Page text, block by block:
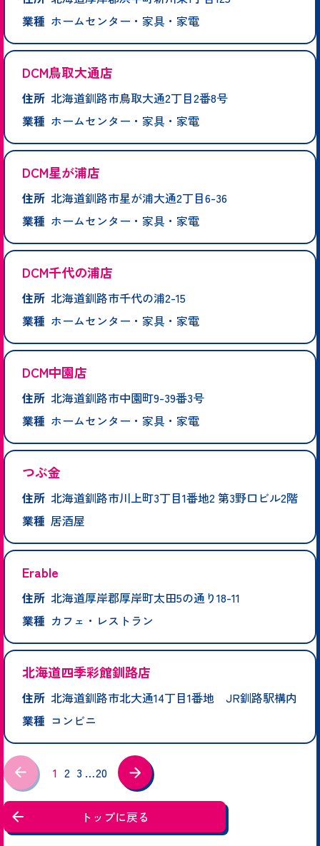
業種 ホームセンター・家具・家電
DCM鳥取大通店
住所 北海道釧路市鳥取大通2丁目2番8号
業種 ホームセンター・家具・家電
DCM星が浦店
住所 北海道釧路市星が浦大通2丁目6-36
業種 ホームセンター・家具・家電
DCM千代の浦店
住所 北海道釧路市千代の浦2-15
業種 ホームセンター・家具・家電
DCM中園店
住所 北海道釧路市中園町9-39番3号
業種 ホームセンター・家具・家電
つぶ金
住所 北海道釧路市川上町3丁目1番地2 第3野口ビル2階
業種 居酒屋
Erable
住所 北海道厚岸郡厚岸町太田5の通り18-11
業種 カフェ・レストラン
北海道四季彩館釧路店
住所 北海道釧路市北大通14丁目1番地 JR釧路駅構内
業種 コンビニ
1 2 3 …20
トップに戻る